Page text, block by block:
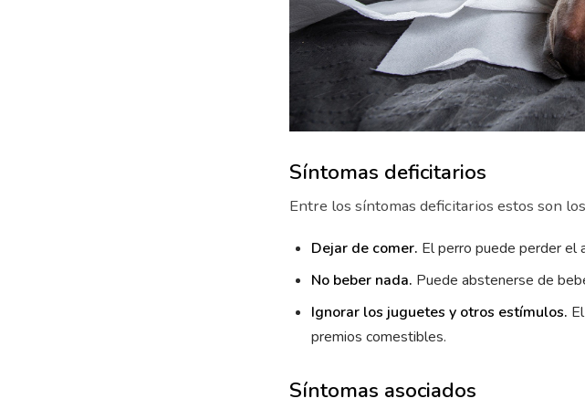
Síntomas deficitarios
Entre los síntomas deficitarios estos son
Dejar de comer. El perro puede perder el
No beber nada. Puede abstenerse de
Ignorar los juguetes y otros estímulos.
premios comestibles.
Síntomas asociados